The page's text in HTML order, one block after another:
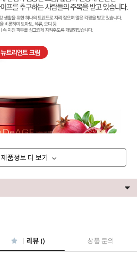
제품정보 더 보기
리뷰 () 상품 문의